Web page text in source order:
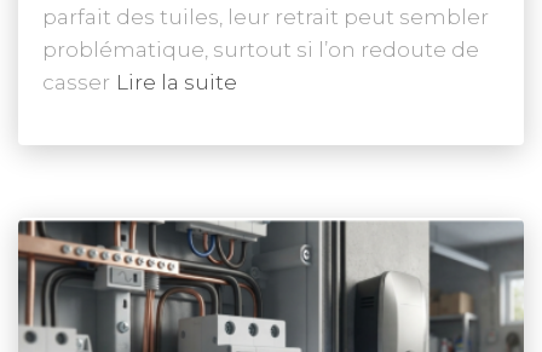
parfait des tuiles, leur retrait peut sembler
problématique, surtout si l’on redoute de
casser Lire la suite